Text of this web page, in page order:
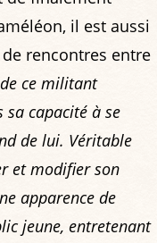
il est aussi
rencontres entre
ce militant
sa capacité à se
de lui. Véritable
et modifier son
apparence de
jeune, entretenant